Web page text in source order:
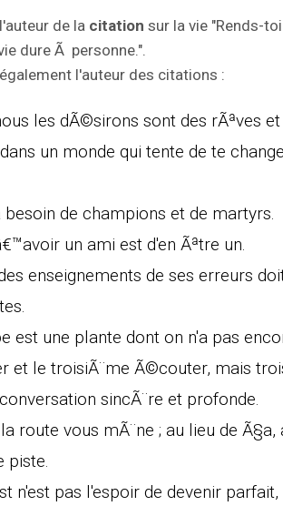
de la citation sur la vie "Rends-
dure Ã personne.".
l'auteur des citations :
les dÃ©sirons sont des rÃªves
un monde qui tente de te
de champions et de martyrs.
un ami est d'en Ãªtre un.
enseignements de ses erreurs
est une plante dont on n'a pas
et le troisiÃ¨me Ã©couter, mais
sincÃ¨re et profonde.
route vous mÃ¨ne ; au lieu de
piste.
n'est pas l'espoir de devenir